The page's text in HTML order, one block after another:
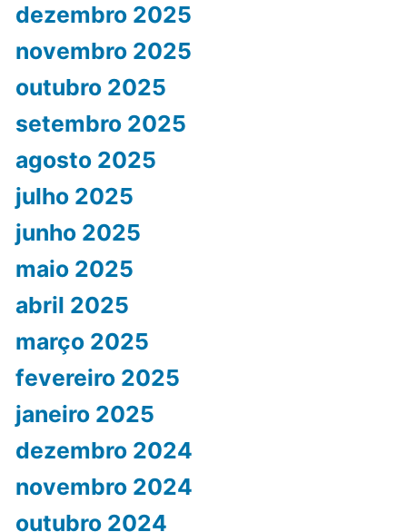
dezembro 2025
novembro 2025
outubro 2025
setembro 2025
agosto 2025
julho 2025
junho 2025
maio 2025
abril 2025
março 2025
fevereiro 2025
janeiro 2025
dezembro 2024
novembro 2024
outubro 2024